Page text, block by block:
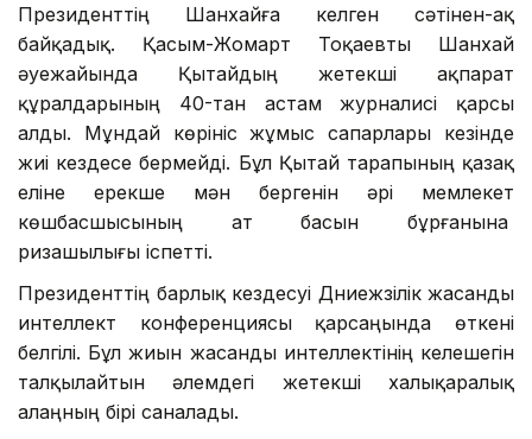
Президенттің Шанхайға келген сәтінен-ақ
байқадық. Қасым-Жомарт Тоқаевты Шанхай
әуежайында Қытайдың жетекші ақпарат
құралдарының 40-тан астам журналисі қарсы
алды. Мұндай көрініс жұмыс сапарлары кезінде
жиі кездесе бермейді. Бұл Қытай тарапының қазақ
еліне ерекше мән бергенін әрі мемлекет
көшбасшысының ат басын бұрғанына
ризашылығы іспетті.
Президенттің барлық кездесуі Дүниежүзілік жасанды
интеллект конференциясы қарсаңында өткені
белгілі. Бұл жиын жасанды интеллектінің келешегін
талқылайтын әлемдегі жетекші халықаралық
алаңның бірі саналады.